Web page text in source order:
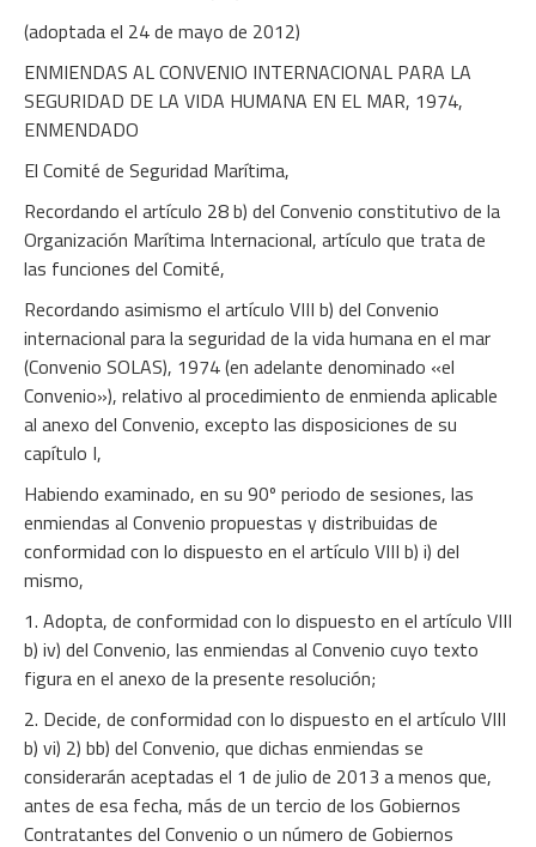
(adoptada el 24 de mayo de 2012)
ENMIENDAS AL CONVENIO INTERNACIONAL PARA LA
SEGURIDAD DE LA VIDA HUMANA EN EL MAR, 1974,
ENMENDADO
El Comité de Seguridad Marítima,
Recordando el artículo 28 b) del Convenio constitutivo de la
Organización Marítima Internacional, artículo que trata de
las funciones del Comité,
Recordando asimismo el artículo VIII b) del Convenio
internacional para la seguridad de la vida humana en el mar
(Convenio SOLAS), 1974 (en adelante denominado «el
Convenio»), relativo al procedimiento de enmienda aplicable
al anexo del Convenio, excepto las disposiciones de su
capítulo I,
Habiendo examinado, en su 90º periodo de sesiones, las
enmiendas al Convenio propuestas y distribuidas de
conformidad con lo dispuesto en el artículo VIII b) i) del
mismo,
1. Adopta, de conformidad con lo dispuesto en el artículo VIII
b) iv) del Convenio, las enmiendas al Convenio cuyo texto
figura en el anexo de la presente resolución;
2. Decide, de conformidad con lo dispuesto en el artículo VIII
b) vi) 2) bb) del Convenio, que dichas enmiendas se
considerarán aceptadas el 1 de julio de 2013 a menos que,
antes de esa fecha, más de un tercio de los Gobiernos
Contratantes del Convenio o un número de Gobiernos